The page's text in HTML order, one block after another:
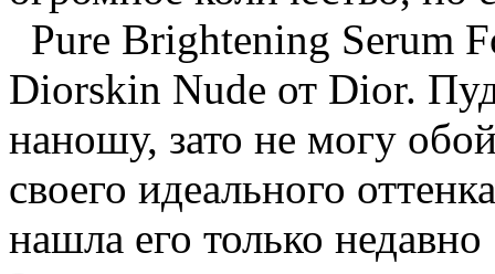
Pure Brightening Serum
Diorskin Nude от Dior.
наношу, зато не могу
своего идеального
нашла его только